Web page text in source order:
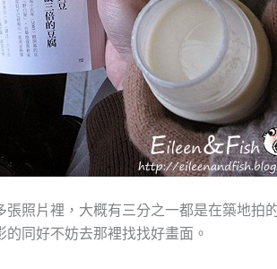
照片裡，大概有三分之一都是在築地拍
同好不妨去那裡找找好畫面。